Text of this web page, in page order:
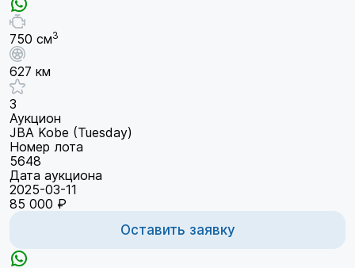
750 см3
627 км
3
Аукцион
JBA Kobe (Tuesday)
Номер лота
5648
Дата аукциона
2025-03-11
85 000 ₽
Оставить заявку